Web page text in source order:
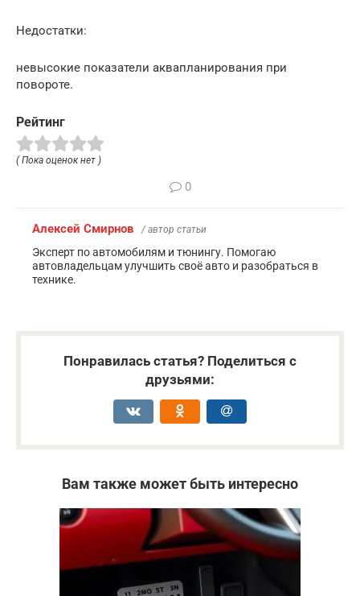
Недостатки:
невысокие показатели аквапланирования при
повороте.
Рейтинг
( Пока оценок нет )
0
Алексей Смирнов / автор статьи
Эксперт по автомобилям и тюнингу. Помогаю
автовладельцам улучшить своё авто и разобраться в
технике.
Понравилась статья? Поделиться с
друзьями:
Вам также может быть интересно